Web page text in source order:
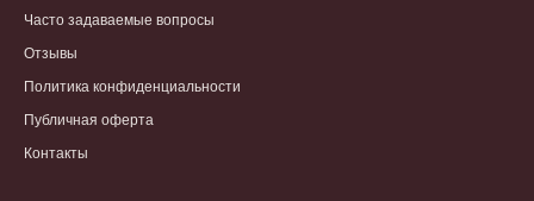
Часто задаваемые вопросы
Отзывы
Политика конфиденциальности
Публичная оферта
Контакты